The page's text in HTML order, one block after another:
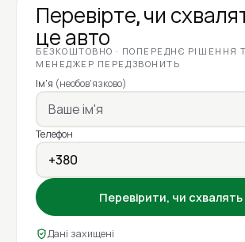
Перевірте, чи
це авто
БЕЗКОШТОВНО · ПОПЕРЕДНЄ РІШЕННЯ
МЕНЕДЖЕР ПЕРЕДЗВОНИТЬ
Ім'я (необов'язково)
Телефон
Перевірити, чи
Дані захищені